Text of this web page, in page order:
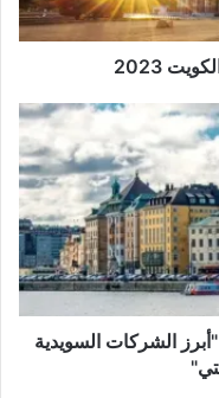
2023
الشركات السويدية